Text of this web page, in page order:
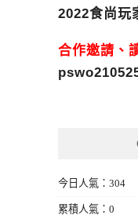
2022食尚玩
合作邀請、
今日人氣：304
累積人氣：0